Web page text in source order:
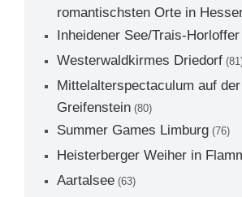
romantischsten Orte in
Inheidener See/Trais-
Westerwaldkirmes Driedorf
Mittelalterspectaculum auf
Greifenstein (80)
Summer Games Limburg (76)
Heisterberger Weiher in
Aartalsee (63)